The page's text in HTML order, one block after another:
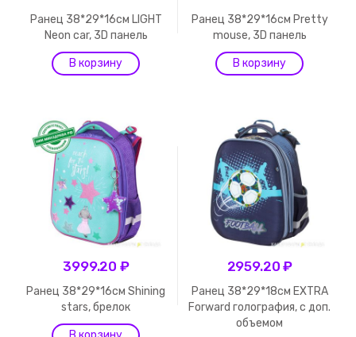
Ранец 38*29*16см LIGHT
Neon car, 3D панель
Ранец 38*29*16см Pretty
mouse, 3D панель
3999.20 ₽
Ранец 38*29*16см Shining
stars, брелок
2959.20 ₽
Ранец 38*29*18см EXTRA
Forward голография, с доп.
объемом